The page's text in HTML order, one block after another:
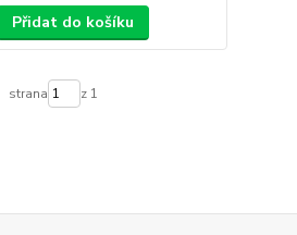
Přidat do košíku
strana z 1